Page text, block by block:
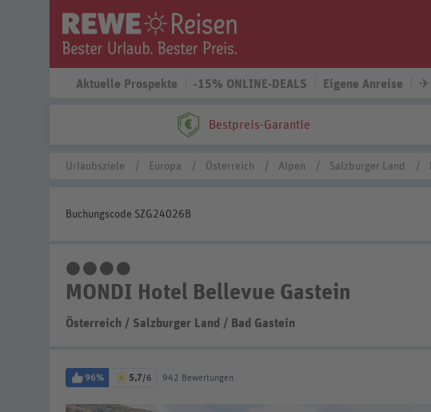
Aktuelle Prospekte -15% ONLINE-DEALS Eigene Anreise ✈
Bestpreis-Garantie
Urlaubsziele Europa Österreich Alpen Salzburger Land
Buchungscode SZG24026B
MONDI Hotel Bellevue Gastein
Österreich / Salzburger Land / Bad Gastein
96% 5,7/6 942 Bewertungen